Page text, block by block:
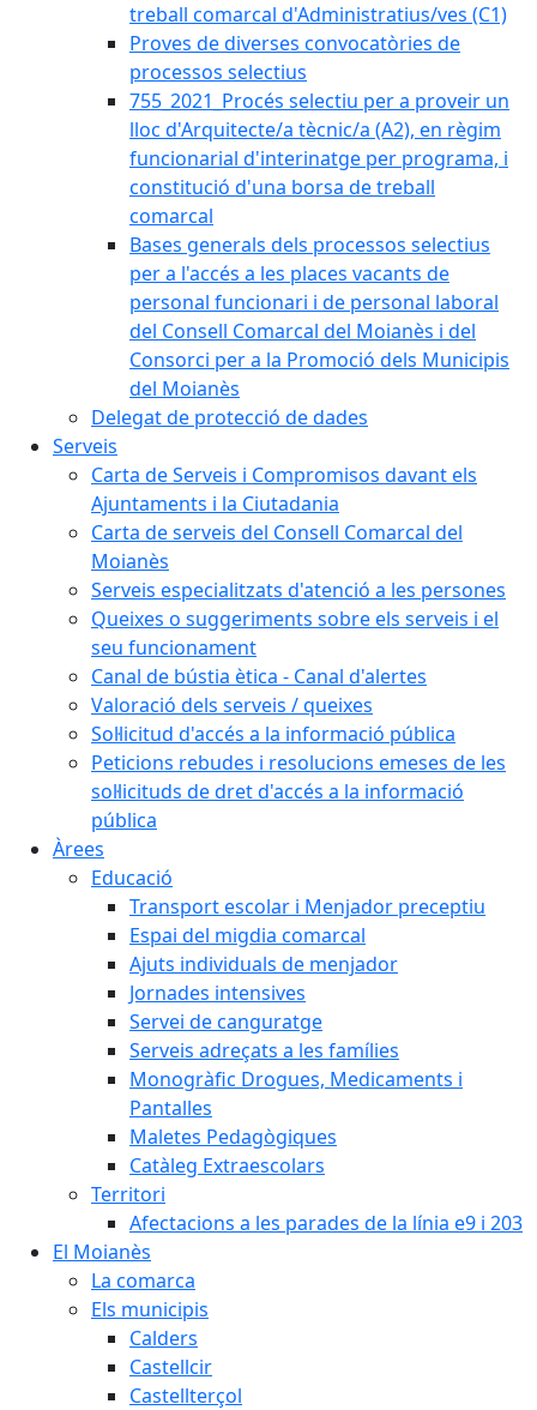
treball comarcal d'Administratius/ves (C1)
Proves de diverses convocatòries de
processos selectius
755_2021_Procés selectiu per a proveir un
lloc d'Arquitecte/a tècnic/a (A2), en règim
funcionarial d'interinatge per programa, i
constitució d'una borsa de treball
comarcal
Bases generals dels processos selectius
per a l'accés a les places vacants de
personal funcionari i de personal laboral
del Consell Comarcal del Moianès i del
Consorci per a la Promoció dels Municipis
del Moianès
Delegat de protecció de dades
Serveis
Carta de Serveis i Compromisos davant els
Ajuntaments i la Ciutadania
Carta de serveis del Consell Comarcal del
Moianès
Serveis especialitzats d'atenció a les persones
Queixes o suggeriments sobre els serveis i el
seu funcionament
Canal de bústia ètica - Canal d'alertes
Valoració dels serveis / queixes
Sol·licitud d'accés a la informació pública
Peticions rebudes i resolucions emeses de les
sol·licituds de dret d'accés a la informació
pública
Àrees
Educació
Transport escolar i Menjador preceptiu
Espai del migdia comarcal
Ajuts individuals de menjador
Jornades intensives
Servei de canguratge
Serveis adreçats a les famílies
Monogràfic Drogues, Medicaments i
Pantalles
Maletes Pedagògiques
Catàleg Extraescolars
Territori
Afectacions a les parades de la línia e9 i 203
El Moianès
La comarca
Els municipis
Calders
Castellcir
Castellterçol